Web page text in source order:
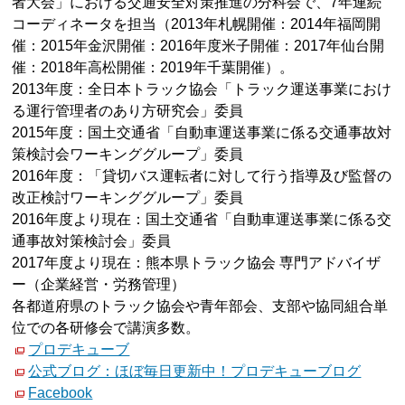
コーディネータを担当（2013年札幌開催：2014年福岡開
催：2015年金沢開催：2016年度米子開催：2017年仙台開
催：2018年高松開催：2019年千葉開催）。
2013年度：全日本トラック協会「トラック運送事業におけ
る運行管理者のあり方研究会」委員
2015年度：国土交通省「自動車運送事業に係る交通事故対
策検討会ワーキンググループ」委員
2016年度：「貸切バス運転者に対して行う指導及び監督の
改正検討ワーキンググループ」委員
2016年度より現在：国土交通省「自動車運送事業に係る交
通事故対策検討会」委員
2017年度より現在：熊本県トラック協会 専門アドバイザ
ー（企業経営・労務管理）
各都道府県のトラック協会や青年部会、支部や協同組合単
位での各研修会で講演多数。
プロデキューブ
公式ブログ：ほぼ毎日更新中！プロデキューブログ
Facebook